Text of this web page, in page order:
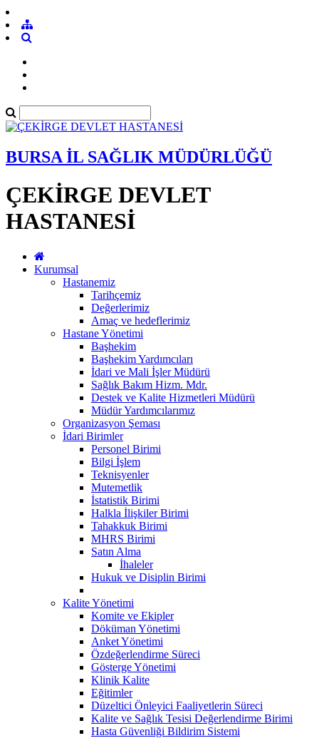
BURSA İL SAĞLIK MÜDÜRLÜĞÜ
ÇEKİRGE DEVLET
HASTANESİ
Kurumsal
Hastanemiz
Tarihçemiz
Değerlerimiz
Amaç ve hedeflerimiz
Hastane Yönetimi
Başhekim
Başhekim Yardımcıları
İdari ve Mali İşler Müdürü
Sağlık Bakım Hizm. Mdr.
Destek ve Kalite Hizmetleri Müdürü
Müdür Yardımcılarımız
Organizasyon Şeması
İdari Birimler
Personel Birimi
Bilgi İşlem
Teknisyenler
Mutemetlik
İstatistik Birimi
Halkla İlişkiler Birimi
Tahakkuk Birimi
MHRS Birimi
Satın Alma
İhaleler
Hukuk ve Disiplin Birimi
Kalite Yönetimi
Komite ve Ekipler
Döküman Yönetimi
Anket Yönetimi
Özdeğerlendirme Süreci
Gösterge Yönetimi
Klinik Kalite
Eğitimler
Düzeltici Önleyici Faaliyetlerin Süreci
Kalite ve Sağlık Tesisi Değerlendirme Birimi
Hasta Güvenliği Bildirim Sistemi